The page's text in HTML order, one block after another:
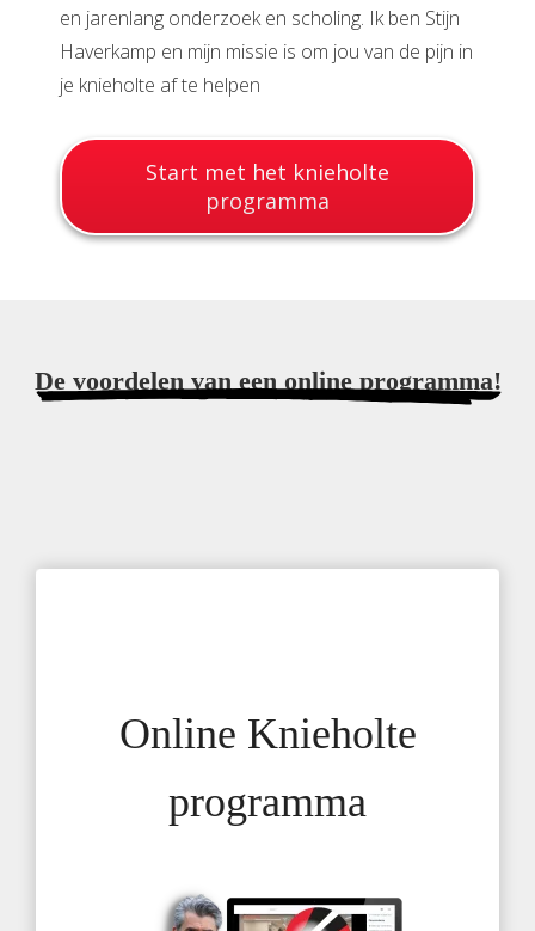
en jarenlang onderzoek en scholing. Ik ben Stijn
Haverkamp en mijn missie is om jou van de pijn in
je knieholte af te helpen
Start met het knieholte
programma
De voordelen van een online programma!
Online Knieholte
programma